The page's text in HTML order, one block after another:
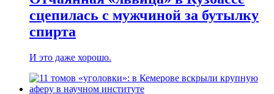
сцепилась с мужчиной за бутылку
спирта
И это даже хорошо.